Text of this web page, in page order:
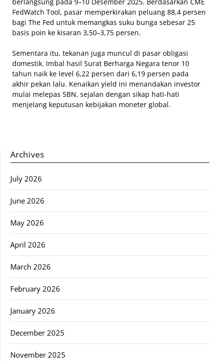
FedWatch Tool, pasar memperkirakan peluang 88,4 persen
bagi The Fed untuk memangkas suku bunga sebesar 25
basis poin ke kisaran 3,50–3,75 persen.
Sementara itu, tekanan juga muncul di pasar obligasi
domestik. Imbal hasil Surat Berharga Negara tenor 10
tahun naik ke level 6,22 persen dari 6,19 persen pada
akhir pekan lalu. Kenaikan yield ini menandakan investor
mulai melepas SBN, sejalan dengan sikap hati-hati
menjelang keputusan kebijakan moneter global.
Archives
July 2026
June 2026
May 2026
April 2026
March 2026
February 2026
January 2026
December 2025
November 2025